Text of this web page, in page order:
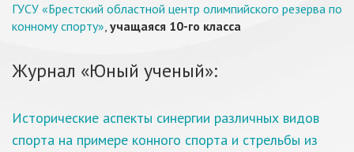
ГУСУ «Брестский областной центр олимпийского резерва по
конному спорту», учащаяся 10-го класса
Журнал «Юный ученый»:
Исторические аспекты синергии различных видов
спорта на примере конного спорта и стрельбы из